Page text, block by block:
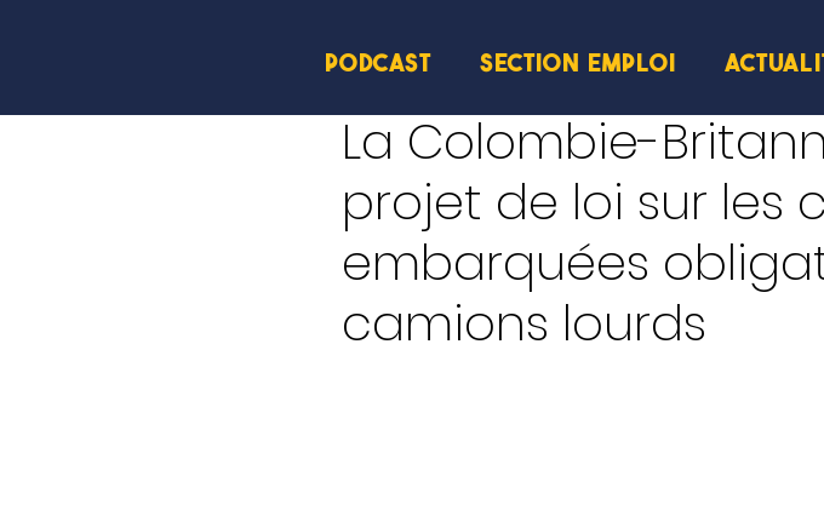
PODCAST SECTION EMPLOI
La Colombie-
projet de loi sur les
embarquées
camions lourds